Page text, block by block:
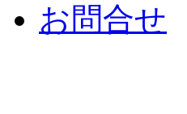
お問合せ